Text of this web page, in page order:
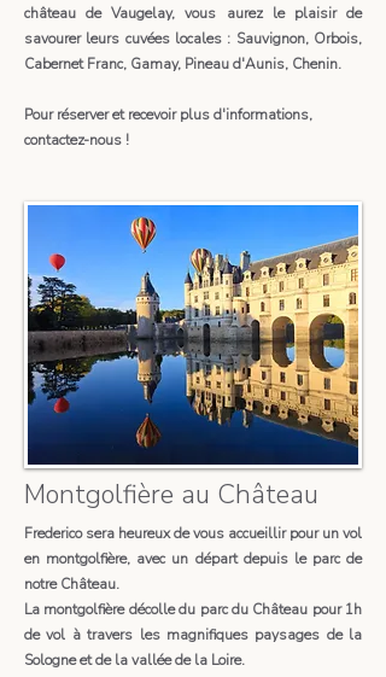
château de Vaugelay, vous aurez le plaisir de
savourer leurs cuvées locales : Sauvignon, Orbois,
Cabernet Franc, Gamay, Pineau d'Aunis, Chenin.
Pour réserver et recevoir plus d'informations,
contactez-nous !
Montgolfière au Château
Frederico sera heureux de vous accueillir pour un vol
en montgolfière, avec un départ depuis le parc de
notre Château.
La montgolfière décolle du parc du Château pour 1h
de vol à travers les magnifiques paysages de la
Sologne et de la vallée de la Loire.​​​​​​